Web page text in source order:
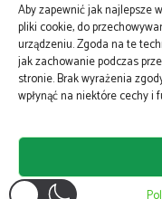
Aby zapewnić jak najlepsze
pliki cookie, do
urządzeniu. Zgoda na te
jak zachowanie podczas
stronie. Brak wyrażenia
wpłynąć na niektóre cechy i
PRENUMERATA
NEWSLETTER
MAPY
E-WYDANIE